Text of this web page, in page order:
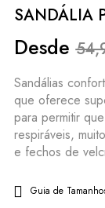
SANDÁLIA
Desde
Sandálias
que oferece
para permitir
respiráveis,
e fechos de
Guia de